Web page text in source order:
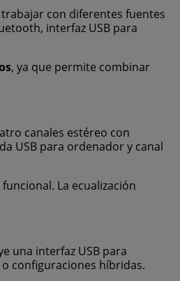
con diferentes fuentes
interfaz USB para
, ya que permite combinar
canales estéreo con
USB para ordenador y canal
La ecualización
una interfaz USB para
configuraciones híbridas.